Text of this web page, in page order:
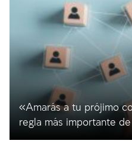
«Amarás a tu prójimo
regla más importante